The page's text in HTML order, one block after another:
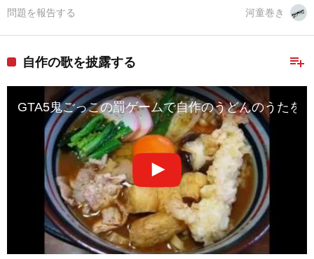
河童巻き
問題を報告する
playlist_add
自作の歌を披露する
GTA5鬼ごっこの罰ゲームで自作のうどんのうたを